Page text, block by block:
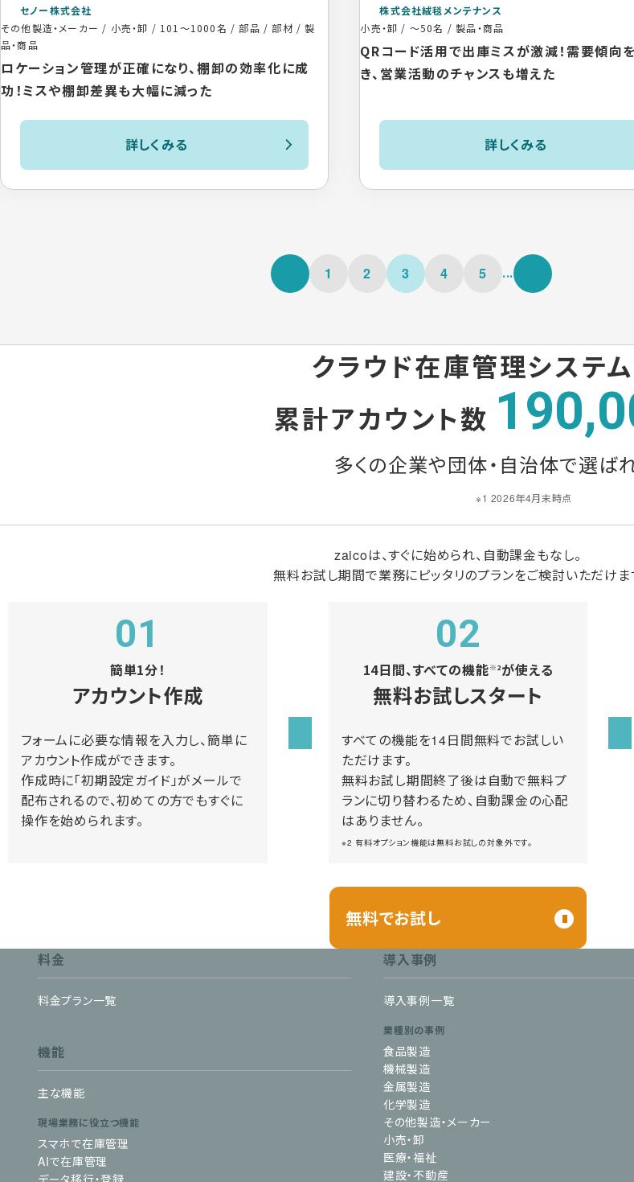
セノー株式会社
その他製造・メーカー / 小売・卸 / 101〜1000名 /部品 / 部材 / 製
品・商品
ロケーション管理が正確になり、棚卸の効率化に成
功！ミスや棚卸差異も大幅に減った
詳しくみる
株式会社絨毯メンテナンス
小売・卸 / ～50名 /製品・商品
QRコード活用で出庫ミスが激減！需要傾向
き、営業活動のチャンスも増えた
詳しくみる
1 2 3 4 5 ...
クラウド在庫管理システ
累計アカウント数
多くの企業や団体・自治体で選ば
※1 2026年4月末時点
zaicoは、すぐに始められ、自動課金もなし。
無料お試し期間で業務にピッタリのプランをご検討いただけま
01
簡単1分！
アカウント作成
フォームに必要な情報を入力し、簡単に
アカウント作成ができます。
作成時に「初期設定ガイド」がメールで
配布されるので、初めての方でもすぐに
操作を始められます。
02
14日間、すべての機能※2が使える
無料お試しスタート
すべての機能を14日間無料でお試しい
ただけます。
無料お試し期間終了後は自動で無料プ
ランに切り替わるため、自動課金の心配
はありません。
※2 有料オプション機能は無料お試しの対象外です。
無料でお試し
料金
料金プラン一覧
機能
主な機能
現場業務に役立つ機能
スマホで在庫管理
AIで在庫管理
導入事例
導入事例一覧
業種別の事例
食品製造
機械製造
金属製造
化学製造
その他製造・メーカー
小売・卸
医療・福祉
建設・不動産